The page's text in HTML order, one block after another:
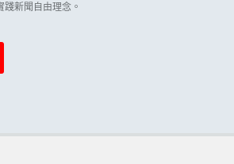
新聞自由理念。